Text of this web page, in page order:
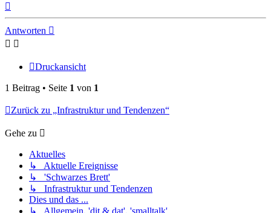
Antworten
Druckansicht
1 Beitrag • Seite 1 von 1
Zurück zu „Infrastruktur und Tendenzen“
Gehe zu
Aktuelles
↳ Aktuelle Ereignisse
↳ 'Schwarzes Brett'
↳ Infrastruktur und Tendenzen
Dies und das ...